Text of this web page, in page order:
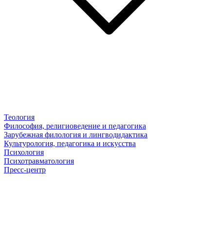
Теология
Философия, религиоведение и педагогика
Зарубежная филология и лингводидактика
Культурология, педагогика и искусства
Психология
Психотравматология
Пресс-центр